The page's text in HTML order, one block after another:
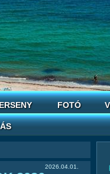
FOTÓ
2026.04.01.